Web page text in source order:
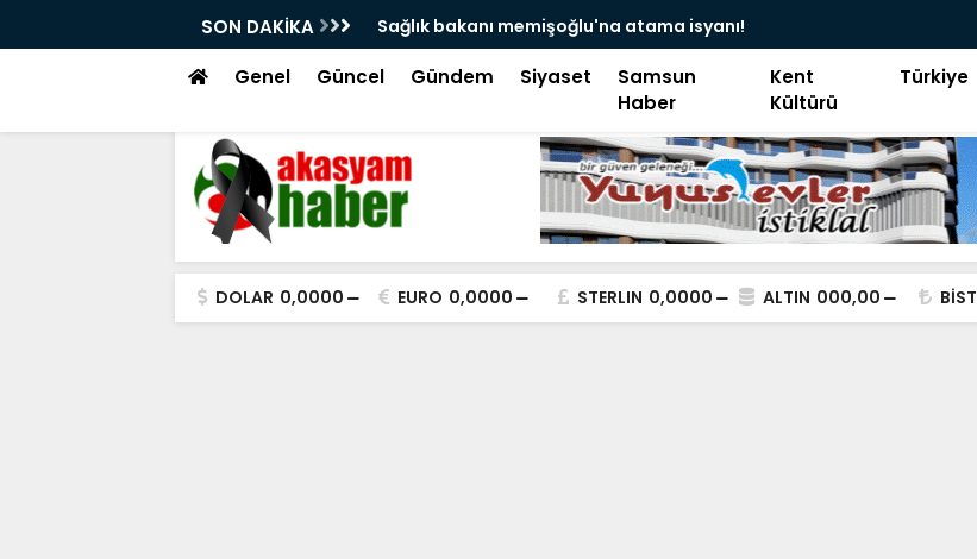
SON DAKİKA
Hacı bayram veli camii’nde siyaset, vatandaşın göğsüne uçan
tekme!
Genel Güncel Gündem Siyaset
Samsun
Haber
Kent
Kültürü
Türkiye
DOLAR 0,0000 EURO 0,0000 STERLIN 0,0000 ALTIN 000,00 BİST